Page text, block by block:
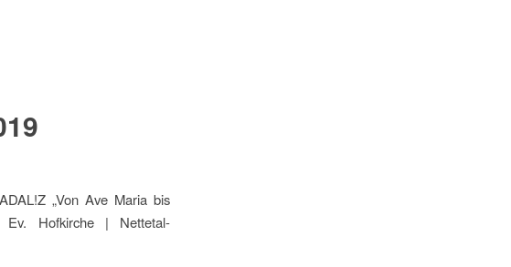
„Von Ave Maria bis
Ev. Hofkirche | Nettetal-